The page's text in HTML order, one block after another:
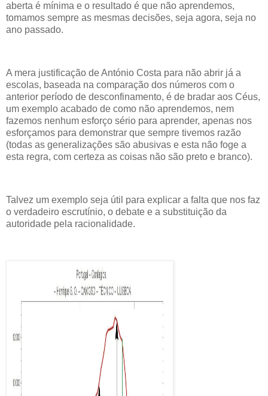
aberta é mínima e o resultado é que não aprendemos,
tomamos sempre as mesmas decisões, seja agora, seja no
ano passado.
A mera justificação de António Costa para não abrir já a
escolas, baseada na comparação dos números com o
anterior período de desconfinamento, é de bradar aos Céus,
um exemplo acabado de como não aprendemos, nem
fazemos nenhum esforço sério para aprender, apenas nos
esforçamos para demonstrar que sempre tivemos razão
(todas as generalizações são abusivas e esta não foge a
esta regra, com certeza as coisas não são preto e branco).
Talvez um exemplo seja útil para explicar a falta que nos faz
o verdadeiro escrutínio, o debate e a substituição da
autoridade pela racionalidade.